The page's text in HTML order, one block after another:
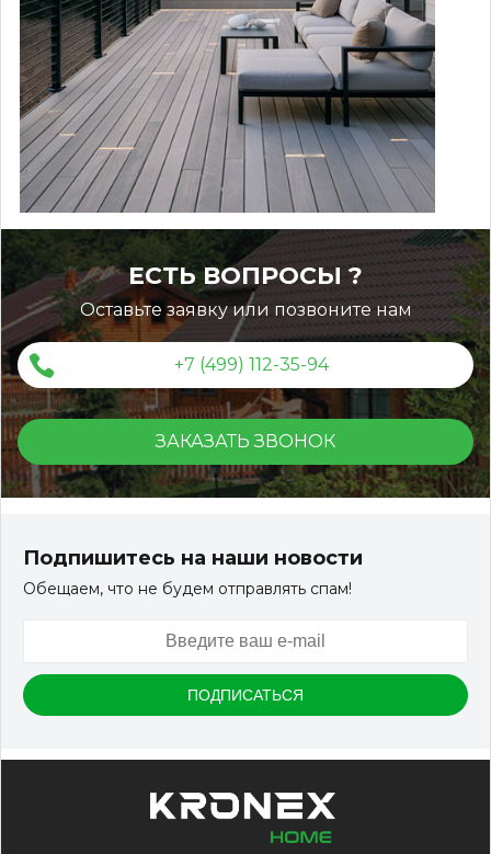
150*25*3000 мм
КУПИТЬ
ЕСТЬ ВОПРОСЫ ?
Оставьте заявку или позвоните нам
+7 (499) 112-35-94
ЗАКАЗАТЬ ЗВОНОК
Подпишитесь на наши новости
Обещаем, что не будем отправлять спам!